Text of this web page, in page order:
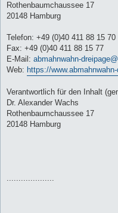
r
a
Rothenbaumchaussee 17
20148 Hamburg
Telefon: +49 (0)40 411 88 15 70
Fax: +49 (0)40 411 88 15 77
E-Mail: abmahnwahn-
Web: https://
Verantwortlich für den Inhalt
Dr. Alexander Wachs
Rothenbaumchaussee 17
20148 Hamburg
....................